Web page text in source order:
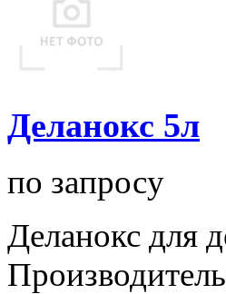
Деланокс 5л
по запросу
Деланокс для